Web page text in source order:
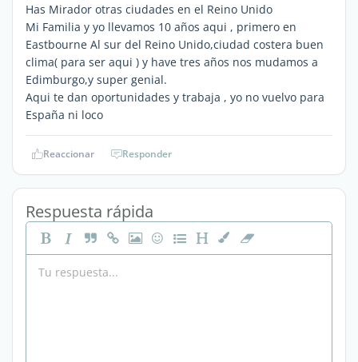
Has Mirador otras ciudades en el Reino Unido
Mi Familia y yo llevamos 10 años aqui , primero en
Eastbourne Al sur del Reino Unido,ciudad costera buen
clima( para ser aqui ) y have tres años nos mudamos a
Edimburgo,y super genial.
Aqui te dan oportunidades y trabaja , yo no vuelvo para
España ni loco
Reaccionar Responder
Respuesta rápida